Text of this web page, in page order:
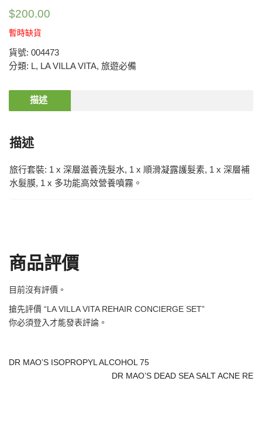
$200.00
暫時缺貨
貨號: 004473
分類: L, LA VILLA VITA, 旅遊必備
描述
描述
旅行套裝: 1 x 深層滋養洗髮水, 1 x 順滑凝露護髮素, 1 x 深層補
水髮膜, 1 x 多功能高效營養噴霧。
商品評價
目前沒有評價。
搶先評價 “LA VILLA VITA REHAIR CONCIERGE SET”
你必須登入才能發表評論。
DR MAO’S ISOPROPYL ALCOHOL 75
DR MAO’S DEAD SEA SALT ACNE RE